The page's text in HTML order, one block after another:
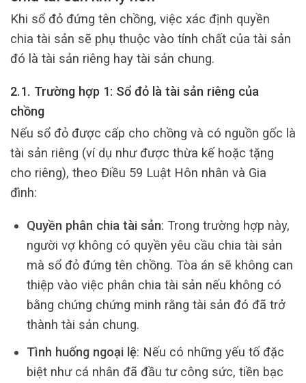
Khi sổ đỏ đứng tên chồng, việc xác định quyền
chia tài sản sẽ phụ thuộc vào tính chất của tài sản
đó là tài sản riêng hay tài sản chung.
2.1. Trường hợp 1: Sổ đỏ là tài sản riêng của
chồng
Nếu sổ đỏ được cấp cho chồng và có nguồn gốc là
tài sản riêng (ví dụ như được thừa kế hoặc tặng
cho riêng), theo Điều 59 Luật Hôn nhân và Gia
đình:
Quyền phân chia tài sản: Trong trường hợp này,
người vợ không có quyền yêu cầu chia tài sản
mà sổ đỏ đứng tên chồng. Tòa án sẽ không can
thiệp vào việc phân chia tài sản nếu không có
bằng chứng chứng minh rằng tài sản đó đã trở
thành tài sản chung.
Tình huống ngoại lệ: Nếu có những yếu tố đặc
biệt như cá nhân đã đầu tư công sức, tiền bạc